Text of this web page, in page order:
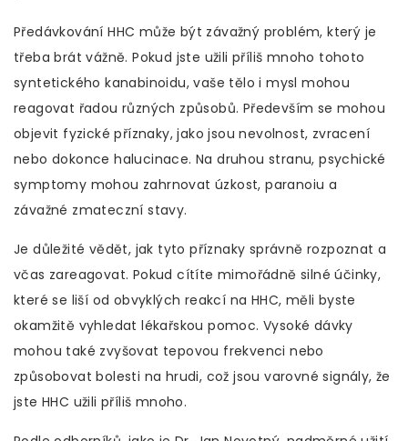
Předávkování HHC může být závažný problém, který je
třeba brát vážně. Pokud jste užili příliš mnoho tohoto
syntetického kanabinoidu, vaše tělo i mysl mohou
reagovat řadou různých způsobů. Především se mohou
objevit fyzické příznaky, jako jsou nevolnost, zvracení
nebo dokonce halucinace. Na druhou stranu, psychické
symptomy mohou zahrnovat úzkost, paranoiu a
závažné zmateczní stavy.
Je důležité vědět, jak tyto příznaky správně rozpoznat a
včas zareagovat. Pokud cítíte mimořádně silné účinky,
které se liší od obvyklých reakcí na HHC, měli byste
okamžitě vyhledat lékařskou pomoc. Vysoké dávky
mohou také zvyšovat tepovou frekvenci nebo
způsobovat bolesti na hrudi, což jsou varovné signály, že
jste HHC užili příliš mnoho.